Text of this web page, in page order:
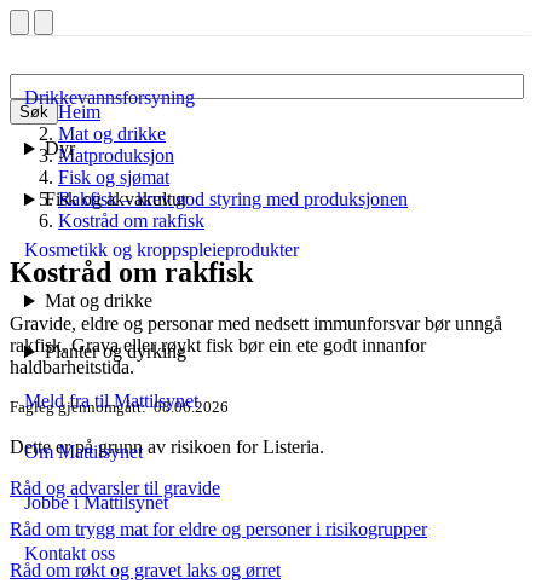
Søk
Drikkevannsforsyning
Dyr
Fisk og akvakultur
Kosmetikk og kroppspleieprodukter
Mat og drikke
Planter og dyrking
Meld fra til Mattilsynet
Om Mattilsynet
Jobbe i Mattilsynet
Kontakt oss
Heim
Mat og drikke
Matproduksjon
Fisk og sjømat
Rakfisk – krev god styring med produksjonen
Kostråd om rakfisk
Kostråd om rakfisk
Gravide, eldre og personar med nedsett immunforsvar bør unngå
rakfisk. Grava eller røykt fisk bør ein ete godt innanfor
haldbarheitstida.
Fagleg gjennomgått 08.06.2026
Dette er på grunn av risikoen for Listeria.
Råd og advarsler til gravide
Råd om trygg mat for eldre og personer i risikogrupper
Råd om røkt og gravet laks og ørret